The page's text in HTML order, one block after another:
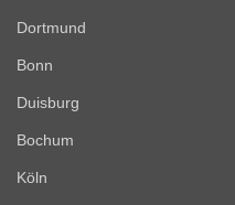
Dortmund
Bonn
Duisburg
Bochum
Köln